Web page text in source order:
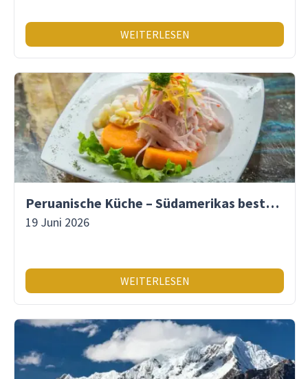
WEITERLESEN
Peruanische Küche – Südamerikas beste Gastronomie
19 Juni 2026
WEITERLESEN